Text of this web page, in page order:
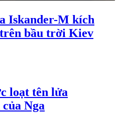
Iskander-M kích
bầu trời Kiev
loạt tên lửa
Nga